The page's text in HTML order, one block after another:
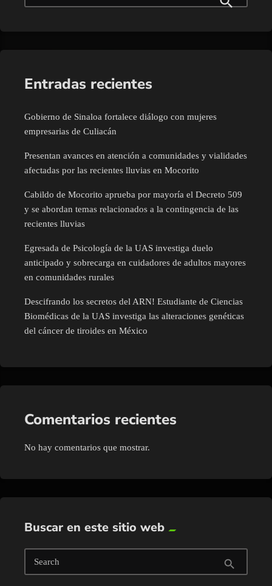
Entradas recientes
Gobierno de Sinaloa fortalece diálogo con mujeres
empresarias de Culiacán
Presentan avances en atención a comunidades y vialidades
afectadas por las recientes lluvias en Mocorito
Cabildo de Mocorito aprueba por mayoría el Decreto 509
y se abordan temas relacionados a la contingencia de las
recientes lluvias
Egresada de Psicología de la UAS investiga duelo
anticipado y sobrecarga en cuidadores de adultos mayores
en comunidades rurales
Descifrando los secretos del ARN! Estudiante de Ciencias
Biomédicas de la UAS investiga las alteraciones genéticas
del cáncer de tiroides en México
Comentarios recientes
No hay comentarios que mostrar.
Buscar en este sitio web
Search search